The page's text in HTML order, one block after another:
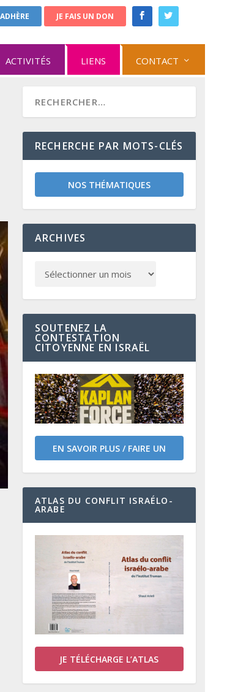
JE FAIS UN DON
ACTIVITÉS LIENS CONTACT
RECHERCHE PAR MOTS-CLÉS
NOS THÉMATIQUES
ARCHIVES
SOUTENEZ LA
CONTESTATION
CITOYENNE EN ISRAËL
EN SAVOIR PLUS / FAIRE UN
DON
ATLAS DU CONFLIT ISRAÉLO-
ARABE
JE TÉLÉCHARGE L’ATLAS